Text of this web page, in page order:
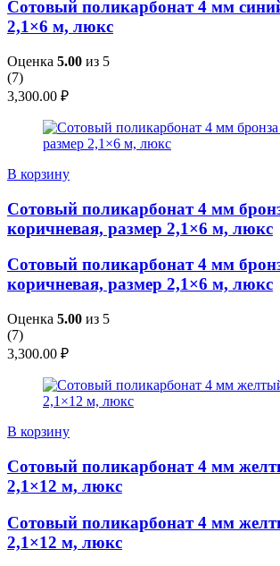
Сотовый поликарбонат 4 мм
2,1×6 м, люкс
Оценка 5.00 из 5
(7)
3,300.00 ₽
В корзину
Сотовый поликарбонат 4 мм
коричневая, размер 2,1×6 м, люкс
Сотовый поликарбонат 4 мм
коричневая, размер 2,1×6 м, люкс
Оценка 5.00 из 5
(7)
3,300.00 ₽
В корзину
Сотовый поликарбонат 4 мм
2,1×12 м, люкс
Сотовый поликарбонат 4 мм
2,1×12 м, люкс